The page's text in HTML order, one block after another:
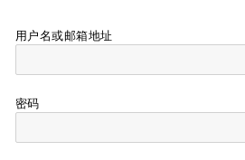
用户名或邮箱地址
密码